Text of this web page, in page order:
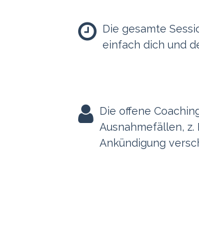
Die gesamte
einfach dich und
Die offene
Ausnahmefällen,
Ankündigung